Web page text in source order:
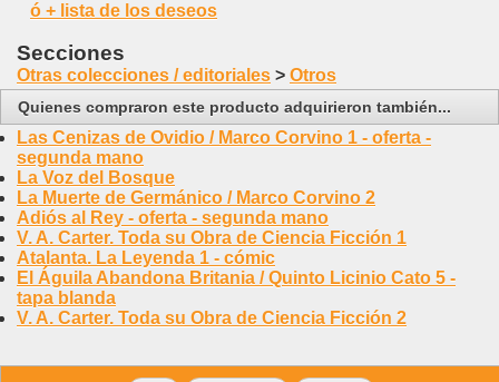
ó + lista de los deseos
Secciones
Otras colecciones / editoriales > Otros
Quienes compraron este producto adquirieron también...
Las Cenizas de Ovidio / Marco Corvino 1 - oferta -
segunda mano
La Voz del Bosque
La Muerte de Germánico / Marco Corvino 2
Adiós al Rey - oferta - segunda mano
V. A. Carter. Toda su Obra de Ciencia Ficción 1
Atalanta. La Leyenda 1 - cómic
El Águila Abandona Britania / Quinto Licinio Cato 5 -
tapa blanda
V. A. Carter. Toda su Obra de Ciencia Ficción 2